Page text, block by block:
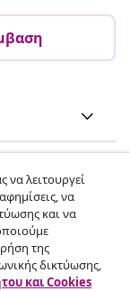
να λειτουργεί
να
και να
της
δικτύωσης,
και Cookies